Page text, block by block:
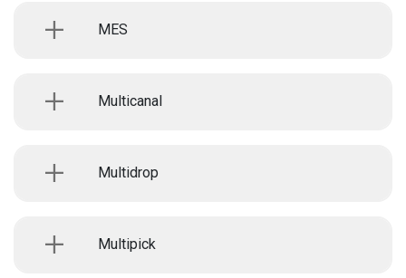
MES
Multicanal
Multidrop
Multipick